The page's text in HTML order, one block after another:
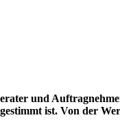
und
ist. Von der